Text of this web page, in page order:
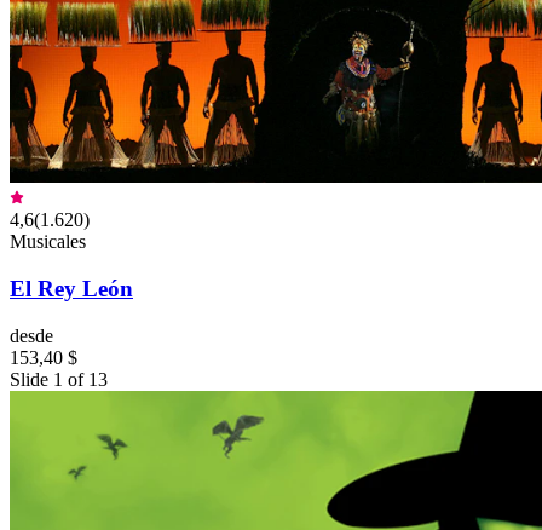
4,6(1.620)
Musicales
El Rey León
desde
153,40 $
Slide 1 of 13